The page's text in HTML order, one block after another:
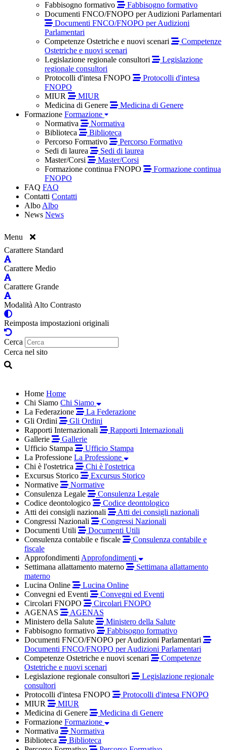
Fabbisogno formativo
Fabbisogno formativo
Documenti FNCO/FNOPO per Audizioni Parlamentari
Documenti FNCO/FNOPO per Audizioni
Parlamentari
Competenze Ostetriche e nuovi scenari
Competenze
Ostetriche e nuovi scenari
Legislazione regionale consultori
Legislazione
regionale consultori
Protocolli d'intesa FNOPO
Protocolli d'intesa
FNOPO
MIUR
MIUR
Medicina di Genere
Medicina di Genere
Formazione Formazione
Normativa
Normativa
Biblioteca
Biblioteca
Percorso Formativo
Percorso Formativo
Sedi di laurea
Sedi di laurea
Master/Corsi
Master/Corsi
Formazione continua FNOPO
Formazione continua
FNOPO
FAQ FAQ
Contatti Contatti
Albo Albo
News News
Menu
Carattere Standard
Carattere Medio
Carattere Grande
Modalità Alto Contrasto
Reimposta impostazioni originali
Cerca
Cerca nel sito
Home Home
Chi Siamo Chi Siamo
La Federazione
La Federazione
Gli Ordini
Gli Ordini
Rapporti Internazionali
Rapporti Internazionali
Gallerie
Gallerie
Ufficio Stampa
Ufficio Stampa
La Professione La Professione
Chi è l'ostetrica
Chi è l'ostetrica
Excursus Storico
Excursus Storico
Normative
Normative
Consulenza Legale
Consulenza Legale
Codice deontologico
Codice deontologico
Atti dei consigli nazionali
Atti dei consigli nazionali
Congressi Nazionali
Congressi Nazionali
Documenti Utili
Documenti Utili
Consulenza contabile e fiscale
Consulenza contabile e
fiscale
Approfondimenti Approfondimenti
Settimana allattamento materno
Settimana allattamento
materno
Lucina Online
Lucina Online
Convegni ed Eventi
Convegni ed Eventi
Circolari FNOPO
Circolari FNOPO
AGENAS
AGENAS
Ministero della Salute
Ministero della Salute
Fabbisogno formativo
Fabbisogno formativo
Documenti FNCO/FNOPO per Audizioni Parlamentari
Documenti FNCO/FNOPO per Audizioni Parlamentari
Competenze Ostetriche e nuovi scenari
Competenze
Ostetriche e nuovi scenari
Legislazione regionale consultori
Legislazione regionale
consultori
Protocolli d'intesa FNOPO
Protocolli d'intesa FNOPO
MIUR
MIUR
Medicina di Genere
Medicina di Genere
Formazione Formazione
Normativa
Normativa
Biblioteca
Biblioteca